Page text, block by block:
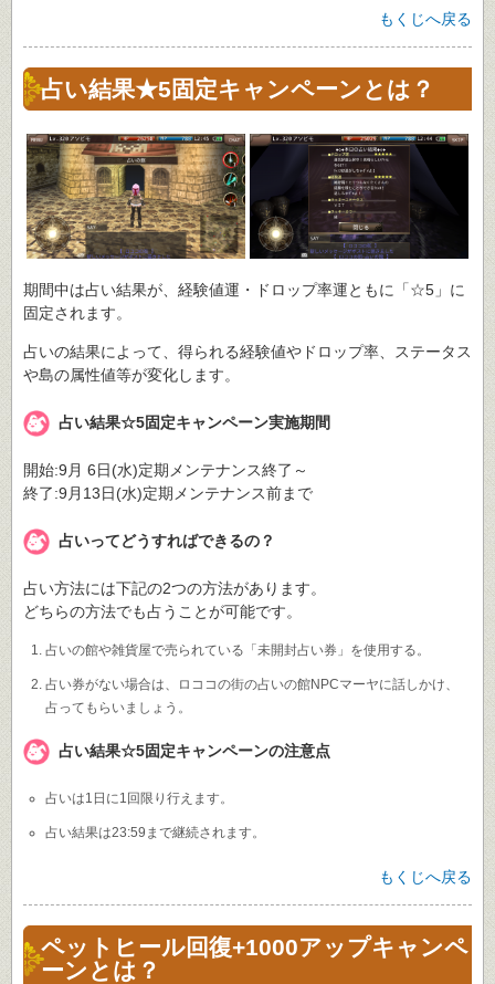
もくじへ戻る
占い結果★5固定キャンペーンとは？
期間中は占い結果が、経験値運・ドロップ率運ともに「☆5」に
固定されます。
占いの結果によって、得られる経験値やドロップ率、ステータス
や島の属性値等が変化します。
占い結果☆5固定キャンペーン実施期間
開始:9月 6日(水)定期メンテナンス終了～
終了:9月13日(水)定期メンテナンス前まで
占いってどうすればできるの？
占い方法には下記の2つの方法があります。
どちらの方法でも占うことが可能です。
占いの館や雑貨屋で売られている「未開封占い券」を使用する。
占い券がない場合は、ロココの街の占いの館NPCマーヤに話しかけ、
占ってもらいましょう。
占い結果☆5固定キャンペーンの注意点
占いは1日に1回限り行えます。
占い結果は23:59まで継続されます。
もくじへ戻る
ペットヒール回復+1000アップキャンペ
ーンとは？